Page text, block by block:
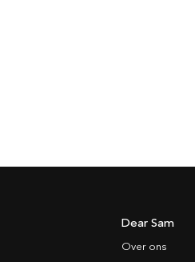
Dear Sam
Over ons